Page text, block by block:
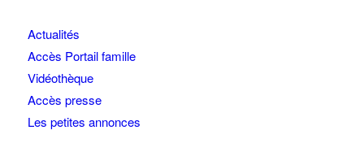
Actualités
Accès Portail famille
Vidéothèque
Accès presse
Les petites annonces